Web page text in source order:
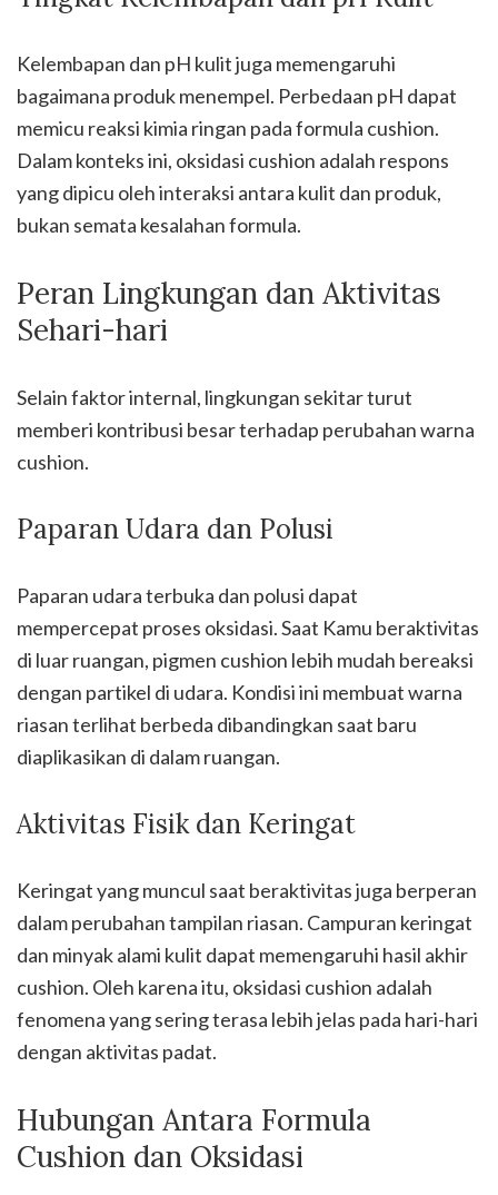
Kelembapan dan pH kulit juga memengaruhi
bagaimana produk menempel. Perbedaan pH dapat
memicu reaksi kimia ringan pada formula cushion.
Dalam konteks ini, oksidasi cushion adalah respons
yang dipicu oleh interaksi antara kulit dan produk,
bukan semata kesalahan formula.
Peran Lingkungan dan Aktivitas
Sehari-hari
Selain faktor internal, lingkungan sekitar turut
memberi kontribusi besar terhadap perubahan warna
cushion.
Paparan Udara dan Polusi
Paparan udara terbuka dan polusi dapat
mempercepat proses oksidasi. Saat Kamu beraktivitas
di luar ruangan, pigmen cushion lebih mudah bereaksi
dengan partikel di udara. Kondisi ini membuat warna
riasan terlihat berbeda dibandingkan saat baru
diaplikasikan di dalam ruangan.
Aktivitas Fisik dan Keringat
Keringat yang muncul saat beraktivitas juga berperan
dalam perubahan tampilan riasan. Campuran keringat
dan minyak alami kulit dapat memengaruhi hasil akhir
cushion. Oleh karena itu, oksidasi cushion adalah
fenomena yang sering terasa lebih jelas pada hari-hari
dengan aktivitas padat.
Hubungan Antara Formula
Cushion dan Oksidasi